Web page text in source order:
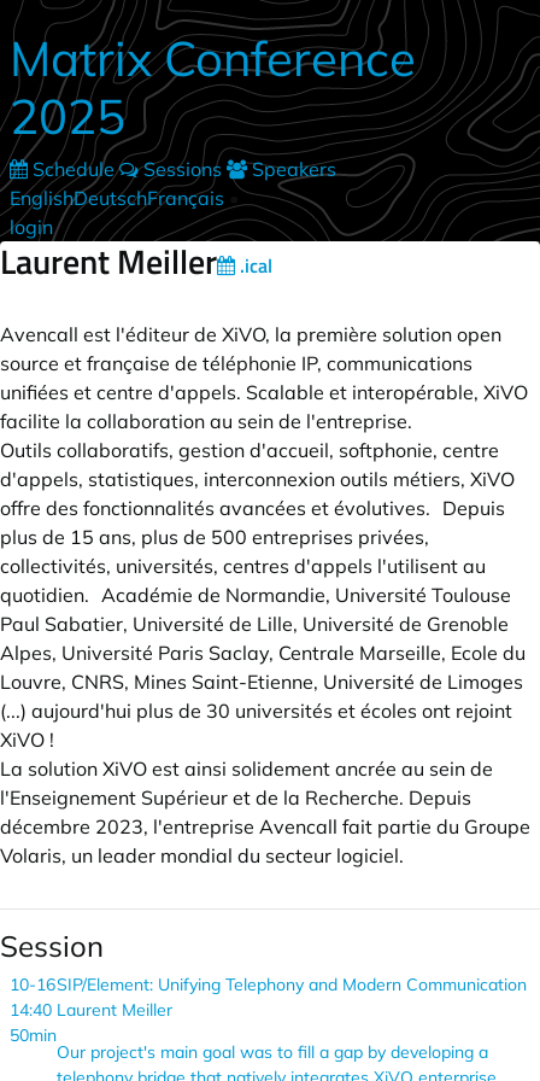
Skip to main content
Matrix Conference
2025
Schedule Sessions
Speakers
EnglishDeutschFrançais •
login
Laurent Meiller .ical
Avencall est l'éditeur de XiVO, la première solution open
source et française de téléphonie IP, communications
unifiées et centre d'appels. Scalable et interopérable, XiVO
facilite la collaboration au sein de l'entreprise.
Outils collaboratifs, gestion d'accueil, softphonie, centre
d'appels, statistiques, interconnexion outils métiers, XiVO
offre des fonctionnalités avancées et évolutives. Depuis
plus de 15 ans, plus de 500 entreprises privées,
collectivités, universités, centres d'appels l'utilisent au
quotidien. Académie de Normandie, Université Toulouse
Paul Sabatier, Université de Lille, Université de Grenoble
Alpes, Université Paris Saclay, Centrale Marseille, Ecole du
Louvre, CNRS, Mines Saint-Etienne, Université de Limoges
(...) aujourd'hui plus de 30 universités et écoles ont rejoint
XiVO !
La solution XiVO est ainsi solidement ancrée au sein de
l'Enseignement Supérieur et de la Recherche. Depuis
décembre 2023, l'entreprise Avencall fait partie du Groupe
Volaris, un leader mondial du secteur logiciel.
Session
10-16
14:40
50min
SIP/Element: Unifying Telephony and Modern Communication
Laurent Meiller
Our project's main goal was to fill a gap by developing a